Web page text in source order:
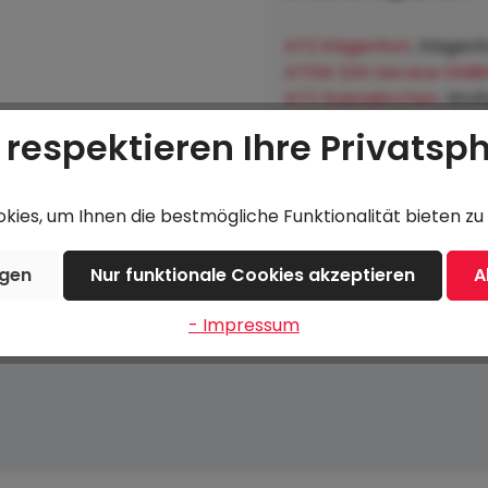
ATZ Klagenfurt ,
ATSW 24h Service GMBH
ATZ Steinakirchen,
Hofkirchen an der
Ihre
um Ihnen die bestmögliche Funktionalität bieten zu
Nur funktionale Cookies akzeptieren
- Impressum